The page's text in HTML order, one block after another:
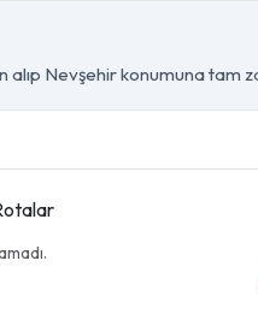
Nevşehir konumuna tam